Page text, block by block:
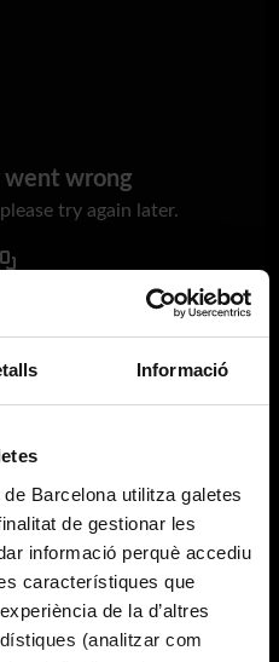
Informació
Barcelona utilitza galetes
de gestionar les
informació perquè accediu
característiques que
de la d’altres
(analitzar com
went wrong
try again later.